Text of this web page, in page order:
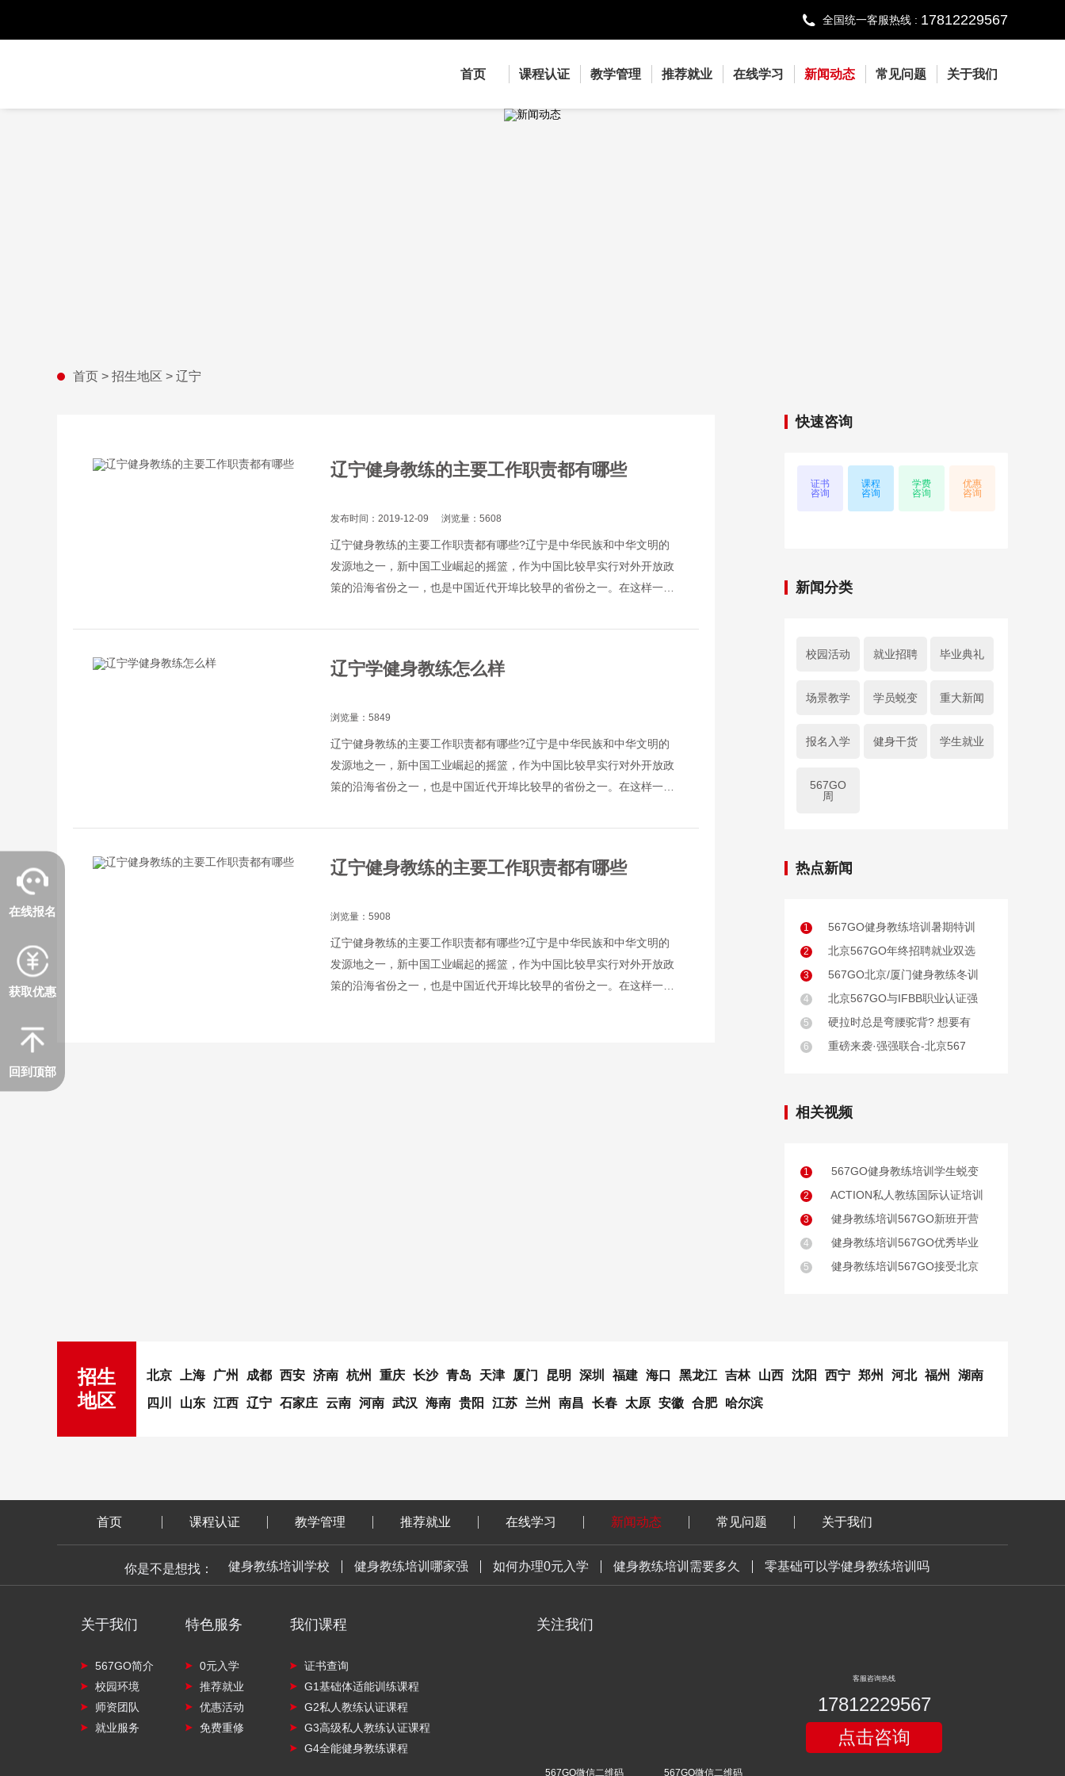
全国统一客服热线 : 17812229567
首页 课程认证 教学管理 推荐就业 在线学习 新闻动态 常见问题 关于我们
首页 > 招生地区 > 辽宁
辽宁健身教练的主要工作职责都有哪些
发布时间：2019-12-09 浏览量：5608
辽宁健身教练的主要工作职责都有哪些?辽宁是中华民族和中华文明的
发源地之一，新中国工业崛起的摇篮，作为中国比较早实行对外开放政
策的沿海省份之一，也是中国近代开埠比较早的省份之一。在这样一座
辽宁学健身教练怎么样
浏览量：5849
辽宁健身教练的主要工作职责都有哪些?辽宁是中华民族和中华文明的
发源地之一，新中国工业崛起的摇篮，作为中国比较早实行对外开放政
策的沿海省份之一，也是中国近代开埠比较早的省份之一。在这样一座
辽宁健身教练的主要工作职责都有哪些
浏览量：5908
辽宁健身教练的主要工作职责都有哪些?辽宁是中华民族和中华文明的
发源地之一，新中国工业崛起的摇篮，作为中国比较早实行对外开放政
策的沿海省份之一，也是中国近代开埠比较早的省份之一。在这样一座
快速咨询
证书
咨询
课程
咨询
学费
咨询
优惠
咨询
新闻分类
校园活动 就业招聘 毕业典礼
场景教学 学员蜕变 重大新闻
报名入学 健身干货 学生就业
567GO
周
热点新闻
1 567GO健身教练培训暑期特训
2 北京567GO年终招聘就业双选
3 567GO北京/厦门健身教练冬训
4 北京567GO与IFBB职业认证强
5 硬拉时总是弯腰驼背? 想要有
6 重磅来袭·强强联合-北京567
相关视频
1 567GO健身教练培训学生蜕变
2 ACTION私人教练国际认证培训
3 健身教练培训567GO新班开营
4 健身教练培训567GO优秀毕业
5 健身教练培训567GO接受北京
在线报名
获取优惠
回到顶部
招生
地区
北京 上海 广州 成都 西安 济南 杭州 重庆 长沙 青岛 天津 厦门 昆明 深圳 福建 海口 黑龙江 吉林 山西 沈阳 西宁 郑州 河北 福州 湖南
四川 山东 江西 辽宁 石家庄 云南 河南 武汉 海南 贵阳 江苏 兰州 南昌 长春 太原 安徽 合肥 哈尔滨
首页 课程认证 教学管理 推荐就业 在线学习 新闻动态 常见问题 关于我们
你是不是想找： 健身教练培训学校 健身教练培训哪家强 如何办理0元入学 健身教练培训需要多久 零基础可以学健身教练培训吗
关于我们
567GO简介
校园环境
师资团队
就业服务
特色服务
0元入学
推荐就业
优惠活动
免费重修
我们课程
证书查询
G1基础体适能训练课程
G2私人教练认证课程
G3高级私人教练认证课程
G4全能健身教练课程
关注我们
567GO微信二维码 567GO微信二维码
客服咨询热线
17812229567
点击咨询